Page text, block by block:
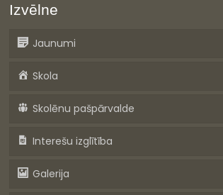
Izvēlne
Jaunumi
Skola
Skolēnu pašpārvalde
Interešu izglītība
Galerija